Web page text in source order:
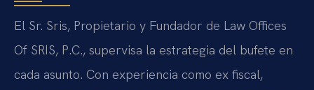
El Sr. Sris, Propietario y Fundador de Law Offices
Of SRIS, P.C., supervisa la estrategia del bufete en
cada asunto. Con experiencia como ex fiscal,